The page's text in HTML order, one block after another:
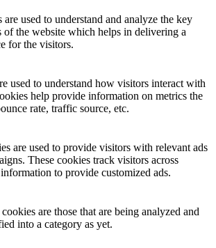
are used to understand and analyze the key
of the website which helps in delivering a
for the visitors.
used to understand how visitors interact with
help provide information on metrics the
rate, traffic source, etc.
are used to provide visitors with relevant ads
These cookies track visitors across
to provide customized ads.
are those that are being analyzed and
into a category as yet.